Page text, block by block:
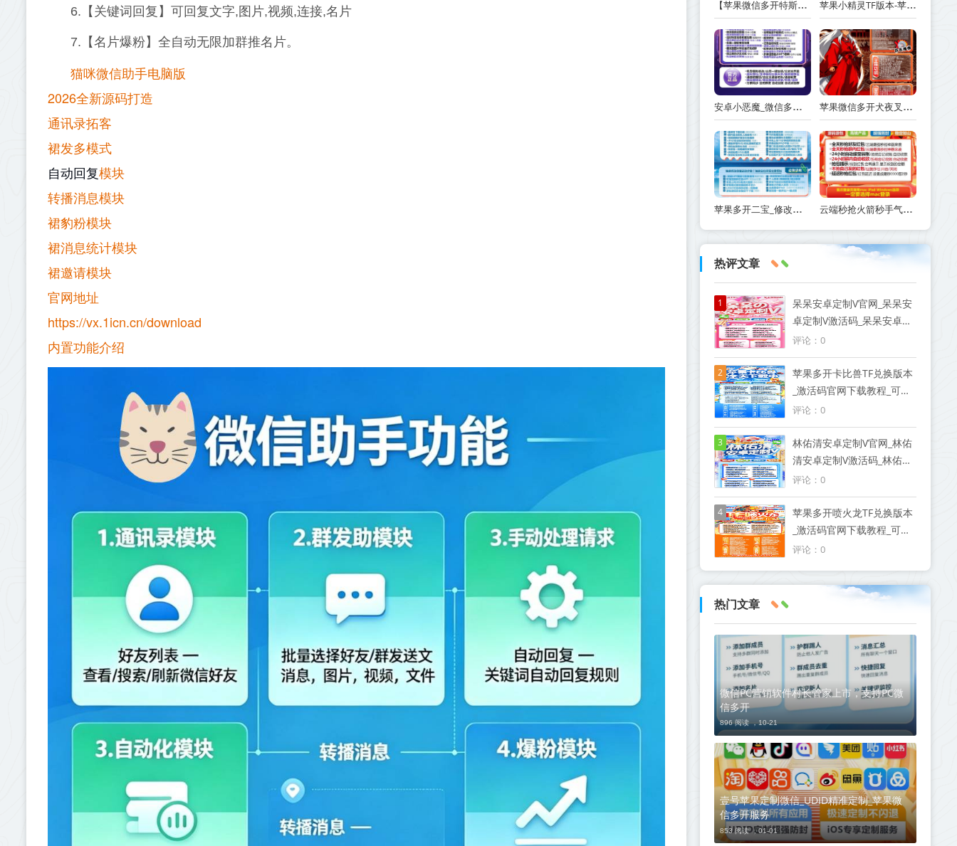
6.【关键词回复】可回复文字,图片,视频,连接,名片
7.【名片爆粉】全自动无限加群推名片。
猫咪微信助手电脑版
2026全新源码打造
通讯录拓客
裙发多模式
自动回复模块
转播消息模块
裙豹粉模块
裙消息统计模块
裙邀请模块
官网地址
https://vx.1icn.cn/download
内置功能介绍
【苹果微信多开特斯拉激活码商城24小时版本】支持修改步数-朋友圈发1小时视频 苹果小精灵TF版本-苹果小精灵支持UDID定制V-支持无限多开实时消息
安卓小恶魔_微信多开分身克隆朋友圈自动跟圈_安卓小恶魔官网 苹果微信多开犬夜叉_兑换码如何在TF里下载激活-犬夜叉传可以多开几个
苹果多开二宝_修改步数版本-支持修改桌面logo和名字 云端秒抢火箭秒手气最佳提示-自动秒抢好友红包-抢群聊红包-接收转账-抢包后自动@发包人
热评文章
1
呆呆安卓定制V官网_呆呆安
卓定制V激活码_呆呆安卓定
制V授权码优秀服务商
评论：0
2
苹果多开卡比兽TF兑换版本
_激活码官网下载教程_可以
发本地大视频
评论：0
3
林佑清安卓定制V官网_林佑
清安卓定制V激活码_林佑清
安卓定制V授权码优秀服务
商
评论：0
4
苹果多开喷火龙TF兑换版本
_激活码官网下载教程_可以
发本地大视频
评论：0
热门文章
微信PC营销软件村长管家上市，支持PC微
信多开
896 阅读 ，10-21
壹号苹果定制微信_UDID精准定制_苹果微
信多开服务
853 阅读 ，01-01